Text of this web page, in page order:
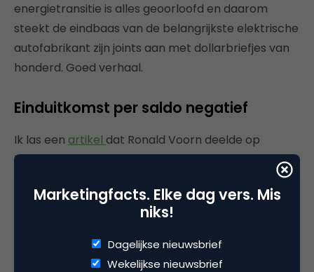
energietransitie is alles geoorloofd en daarom
steekt de eindbaas van de belangrijkste elektrische
autofabrikant zijn joints aan met dollarbriefjes van
honderd. Goed verhaal.
Einduitkomst per saldo negatief
Ik las een artikel dat Ronald Voorn deelde op
Twitter. Het was onderzocht dat de propositie van
sommige gerecyclede artikelen zo sterk was dat er
zoveel meer producten werden verkocht waardoor
de einduitkomst per saldo negatief was omdat er
toch een grotere aanslag werd gepleegd op
grondstoffen. Goed verhaal.
Marketingfacts. Elke dag vers. Mis
niks!
Dagelijkse nieuwsbrief
Wekelijkse nieuwsbrief